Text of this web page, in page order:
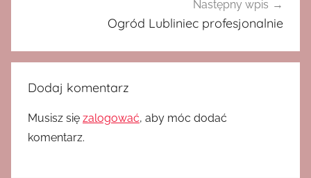
Następny wpis
Ogród Lubliniec profesjonalnie
Dodaj komentarz
Musisz się zalogować, aby móc dodać
komentarz.